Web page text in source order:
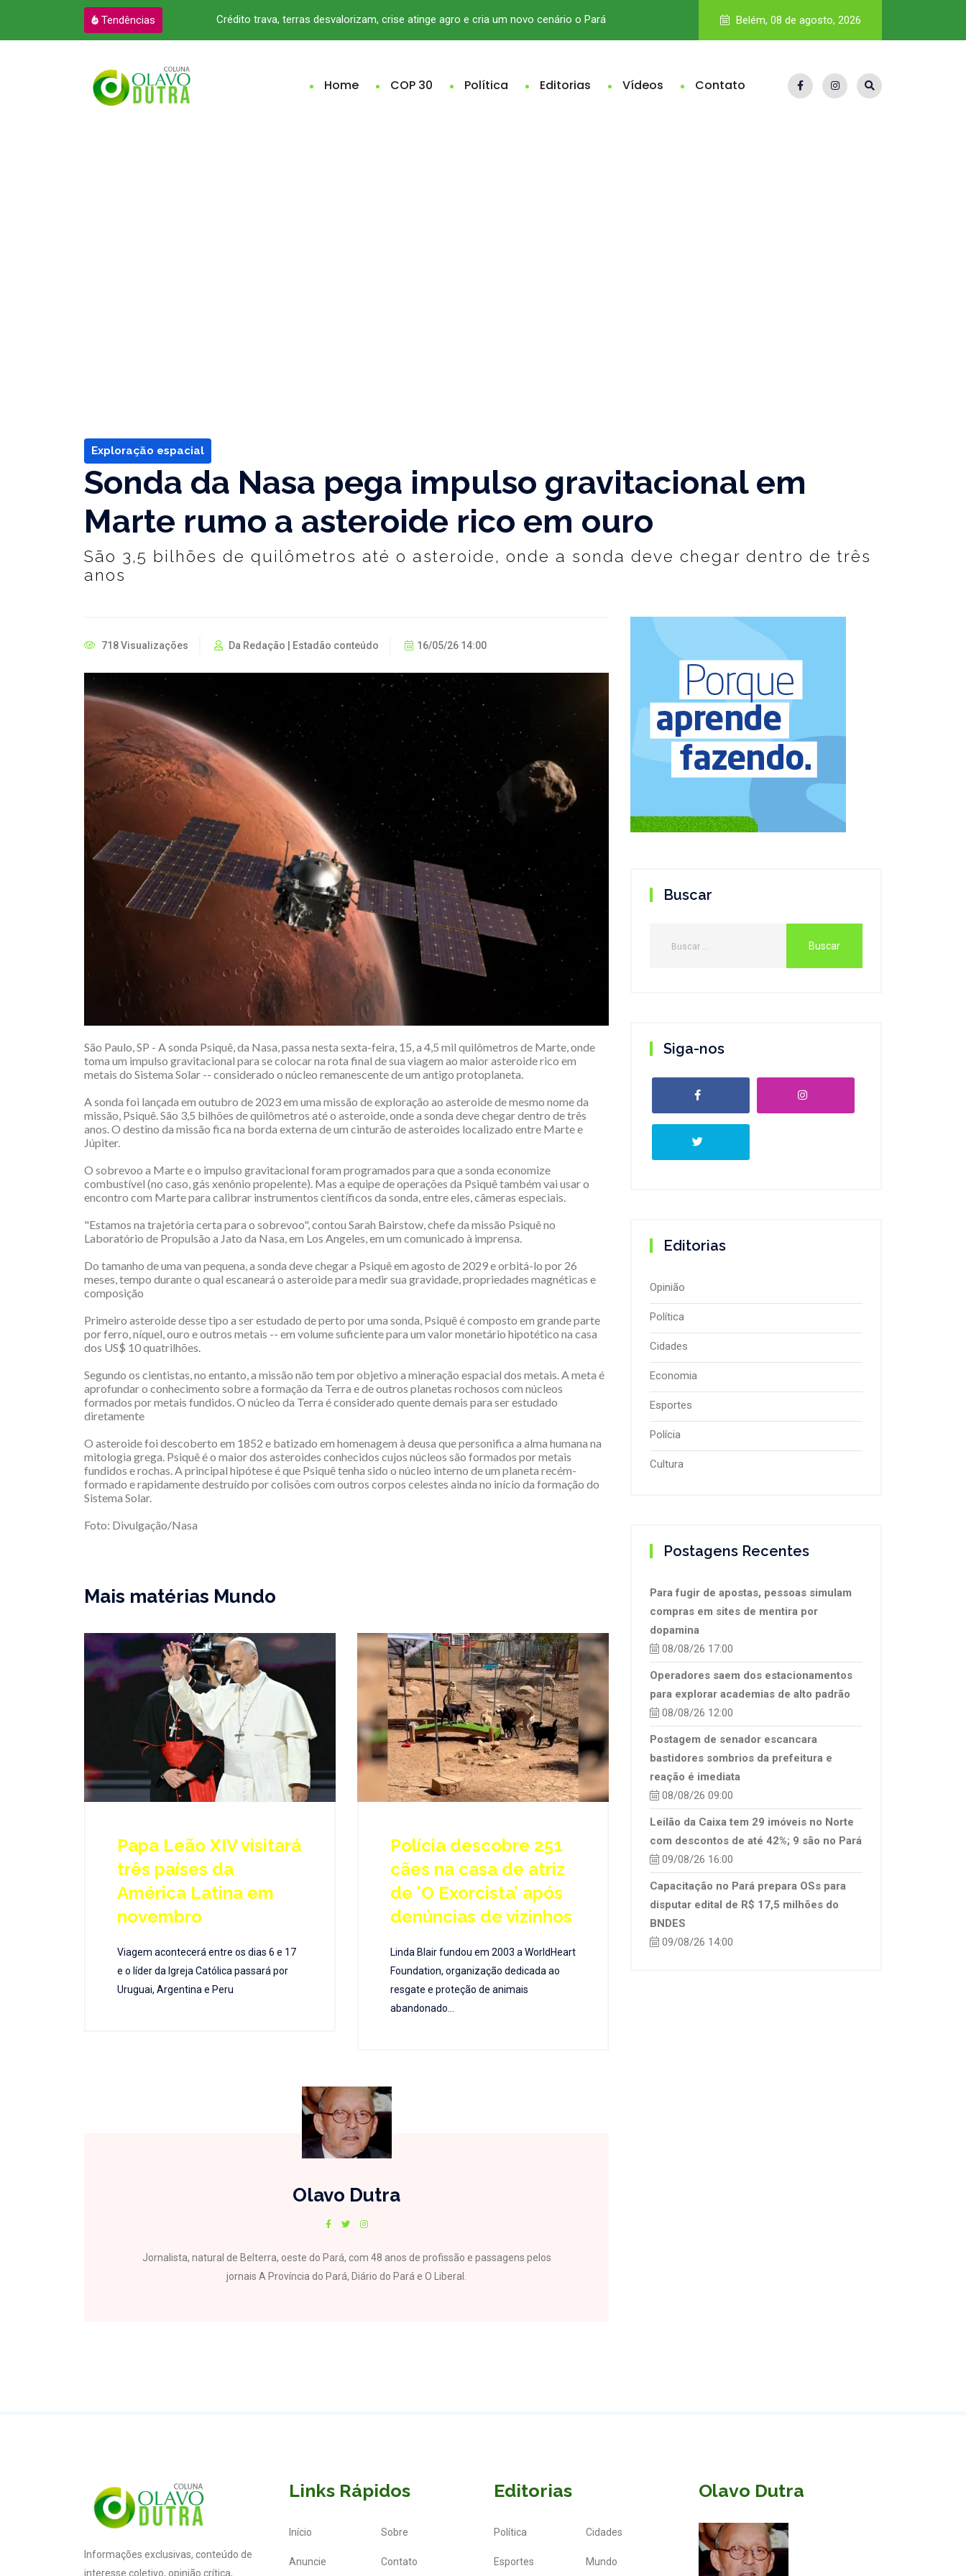
Tendências
da prefeitura e reação é imediata Crédito trava, terras desvalorizam, crise atinge agro e cria um novo cenário o Pará Vale nega dívida bilionária de royalties; Pará teria direito a
Belém, 08 de agosto, 2026
Home COP 30 Política Editorias Vídeos Contato
Exploração espacial
Sonda da Nasa pega impulso gravitacional em
Marte rumo a asteroide rico em ouro
São 3,5 bilhões de quilômetros até o asteroide, onde a sonda deve chegar dentro de três
anos
718 Visualizações Da Redação | Estadão conteúdo 16/05/26 14:00
São Paulo, SP - A sonda Psiquê, da Nasa, passa nesta sexta-feira, 15, a 4,5 mil quilômetros de Marte, onde
toma um impulso gravitacional para se colocar na rota final de sua viagem ao maior asteroide rico em
metais do Sistema Solar -- considerado o núcleo remanescente de um antigo protoplaneta.
A sonda foi lançada em outubro de 2023 em uma missão de exploração ao asteroide de mesmo nome da
missão, Psiquê. São 3,5 bilhões de quilômetros até o asteroide, onde a sonda deve chegar dentro de três
anos. O destino da missão fica na borda externa de um cinturão de asteroides localizado entre Marte e
Júpiter.
O sobrevoo a Marte e o impulso gravitacional foram programados para que a sonda economize
combustível (no caso, gás xenônio propelente). Mas a equipe de operações da Psiquê também vai usar o
encontro com Marte para calibrar instrumentos científicos da sonda, entre eles, câmeras especiais.
"Estamos na trajetória certa para o sobrevoo", contou Sarah Bairstow, chefe da missão Psiquê no
Laboratório de Propulsão a Jato da Nasa, em Los Angeles, em um comunicado à imprensa.
Do tamanho de uma van pequena, a sonda deve chegar a Psiquê em agosto de 2029 e orbitá-lo por 26
meses, tempo durante o qual escaneará o asteroide para medir sua gravidade, propriedades magnéticas e
composição
Primeiro asteroide desse tipo a ser estudado de perto por uma sonda, Psiquê é composto em grande parte
por ferro, níquel, ouro e outros metais -- em volume suficiente para um valor monetário hipotético na casa
dos US$ 10 quatrilhões.
Segundo os cientistas, no entanto, a missão não tem por objetivo a mineração espacial dos metais. A meta é
aprofundar o conhecimento sobre a formação da Terra e de outros planetas rochosos com núcleos
formados por metais fundidos. O núcleo da Terra é considerado quente demais para ser estudado
diretamente
O asteroide foi descoberto em 1852 e batizado em homenagem à deusa que personifica a alma humana na
mitologia grega. Psiquê é o maior dos asteroides conhecidos cujos núcleos são formados por metais
fundidos e rochas. A principal hipótese é que Psiquê tenha sido o núcleo interno de um planeta recém-
formado e rapidamente destruído por colisões com outros corpos celestes ainda no início da formação do
Sistema Solar.
Foto: Divulgação/Nasa
Mais matérias Mundo
Papa Leão XIV visitará
três países da
América Latina em
novembro
Viagem acontecerá entre os dias 6 e 17
e o líder da Igreja Católica passará por
Uruguai, Argentina e Peru
Polícia descobre 251
cães na casa de atriz
de 'O Exorcista’ após
denúncias de vizinhos
Linda Blair fundou em 2003 a WorldHeart
Foundation, organização dedicada ao
resgate e proteção de animais
abandonado...
Olavo Dutra
Jornalista, natural de Belterra, oeste do Pará, com 48 anos de profissão e passagens pelos
jornais A Província do Pará, Diário do Pará e O Liberal.
Buscar
Siga-nos
Editorias
Opinião
Política
Cidades
Economia
Esportes
Polícia
Cultura
Postagens Recentes
Para fugir de apostas, pessoas simulam
compras em sites de mentira por
dopamina
08/08/26 17:00
Operadores saem dos estacionamentos
para explorar academias de alto padrão
08/08/26 12:00
Postagem de senador escancara
bastidores sombrios da prefeitura e
reação é imediata
08/08/26 09:00
Leilão da Caixa tem 29 imóveis no Norte
com descontos de até 42%; 9 são no Pará
09/08/26 16:00
Capacitação no Pará prepara OSs para
disputar edital de R$ 17,5 milhões do
BNDES
09/08/26 14:00
Informações exclusivas, conteúdo de
interesse coletivo, opinião crítica,
Links Rápidos
Início Sobre
Anuncie Contato
Editorias
Política Cidades
Esportes Mundo
Olavo Dutra